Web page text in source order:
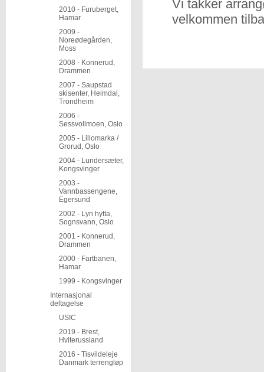
2010 - Furuberget,
Hamar
2009 -
Noreødegården,
Moss
2008 - Konnerud,
Drammen
2007 - Saupstad
skisenter, Heimdal,
Trondheim
2006 -
Sessvollmoen, Oslo
2005 - Lillomarka /
Grorud, Oslo
2004 - Lundersæter,
Kongsvinger
2003 -
Vannbassengene,
Egersund
2002 - Lyn hytta,
Sognsvann, Oslo
2001 - Konnerud,
Drammen
2000 - Fartbanen,
Hamar
1999 - Kongsvinger
Internasjonal
deltagelse
USIC
2019 - Brest,
Hviterussland
2016 - Tisvildeleje
Danmark terrengløp
Vi takker
velkommen